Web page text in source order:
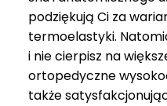
podziękują Ci za
termoelastyki.
i nie cierpisz na
ortopedyczne
także